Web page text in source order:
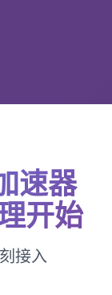
速器
开始
接入